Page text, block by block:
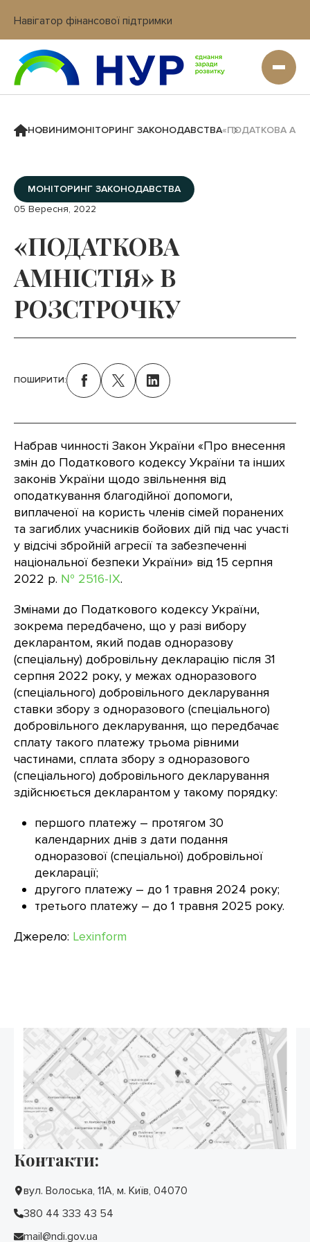
Навігатор фінансової підтримки
Вхід в кабінет IT платформи
НОВИНИМОНІТОРИНГ ЗАКОНОДАВСТВА«ПОДАТКОВА
МОНІТОРИНГ ЗАКОНОДАВСТВА
05 Вересня, 2022
«ПОДАТКОВА
АМНІСТІЯ» В
РОЗСТРОЧКУ
Набрав чинності Закон України «Про внесення
змін до Податкового кодексу України та інших
законів України щодо звільнення від
оподаткування благодійної допомоги,
виплаченої на користь членів сімей поранених
та загиблих учасників бойових дій під час участі
у відсічі збройній агресії та забезпеченні
національної безпеки України» від 15 серпня
2022 р. № 2516-IX.
Змінами до Податкового кодексу України,
зокрема передбачено, що у разі вибору
декларантом, який подав одноразову
(спеціальну) добровільну декларацію після 31
серпня 2022 року, у межах одноразового
(спеціального) добровільного декларування
ставки збору з одноразового (спеціального)
добровільного декларування, що передбачає
сплату такого платежу трьома рівними
частинами, сплата збору з одноразового
(спеціального) добровільного декларування
здійснюється декларантом у такому порядку:
першого платежу – протягом 30
календарних днів з дати подання
одноразової (спеціальної) добровільної
декларації;
другого платежу – до 1 травня 2024 року;
третього платежу – до 1 травня 2025 року.
Джерело: Lexinform
ПОШИРИТИ:
Контакти:
вул. Волоська, 11А, м. Київ, 04070
380 44 333 43 54
mail@ndi.gov.ua